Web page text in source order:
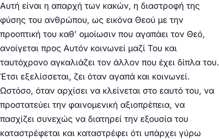
Αυτή είναι η απαρχή των κακών, η διαστροφή της
φύσης του ανθρώπου, ως εικόνα Θεού με την
προοπτική του καθ’ ομοίωσιν που αγαπάει τον Θεό,
ανοίγεται προς Αυτόν κοινωνεί μαζί Του και
ταυτόχρονο αγκαλιάζει τον άλλον που έχει δίπλα του.
Έτσι εξελίσσεται, ζει όταν αγαπά και κοινωνεί.
Ωστόσο, όταν αρχίσει να κλείνεται στο εαυτό του, να
προστατεύει την φαινομενική αξιοπρέπεια, να
πασχίζει συνεχώς να διατηρεί την εξουσία του
καταστρέφεται και καταστρέφει ότι υπάρχει γύρω